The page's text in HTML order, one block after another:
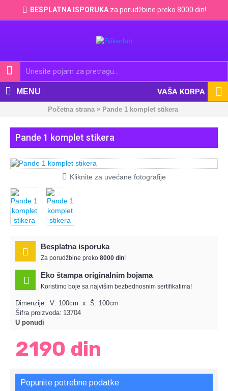
BESPLATNA ISPORUKA za porudžbine preko 8000 din!
VAŠA KORPA
MENU
Početna strana» Pande 1 komplet stikera
Pande 1 komplet stikera
Kliknite za uvećane fotografije
Besplatna isporuka
Za porudžbine preko 8000 din!
Eko štampa originalnim bojama
Koristimo boje sa najvišim bezbednosnim sertifikatima!
Dimenzije: V: 100cm x Š: 100cm
Šifra proizvoda: 13704
U ponudi
2190 din
Popunite potrebne podatke